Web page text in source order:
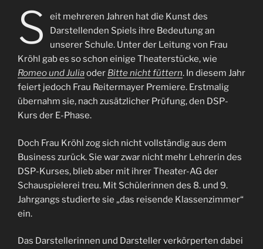
S
eit mehreren Jahren hat die Kunst des
Darstellenden Spiels ihre Bedeutung an
unserer Schule. Unter der Leitung von Frau
Kröhl gab es so schon einige Theaterstücke, wie
Romeo und Juliaoder Bitte nicht füttern. In diesem Jahr
feiert jedoch Frau Reitermayer Premiere. Erstmalig
übernahm sie, nach zusätzlicher Prüfung, den DSP-
Kurs der E-Phase.
Doch Frau Kröhl zog sich nicht vollständig aus dem
Business zurück. Sie war zwar nicht mehr Lehrerin des
DSP-Kurses, blieb aber mit ihrer Theater-AG der
Schauspielerei treu. Mit Schülerinnen des 8. und 9.
Jahrgangs studierte sie „das reisende Klassenzimmer“
ein.
Das Darstellerinnen und Darsteller verkörperten dabei